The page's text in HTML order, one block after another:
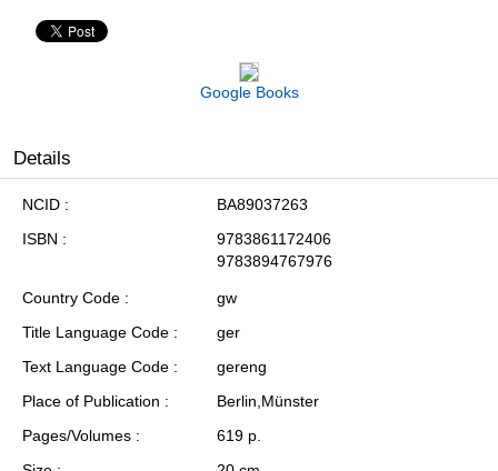
Google Books
Details
NCID
BA89037263
ISBN
9783861172406
9783894767976
Country Code
gw
Title Language Code
ger
Text Language Code
gereng
Place of Publication
Berlin,Münster
Pages/Volumes
619 p.